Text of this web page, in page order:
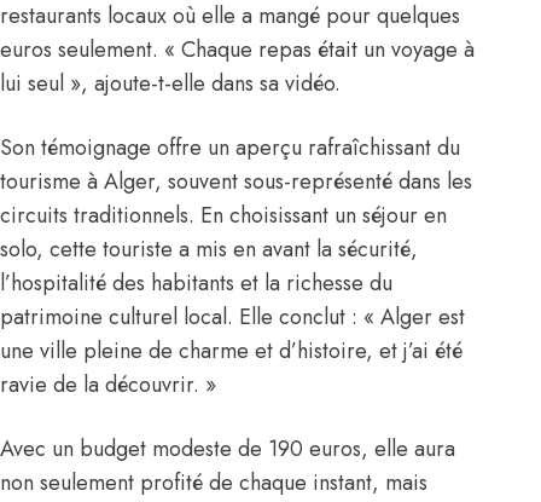
restaurants locaux où elle a mangé pour quelques
euros seulement. « Chaque repas était un voyage à
lui seul », ajoute-t-elle dans sa vidéo.
Son témoignage offre un aperçu rafraîchissant du
tourisme à Alger, souvent sous-représenté dans les
circuits traditionnels. En choisissant un séjour en
solo, cette touriste a mis en avant la sécurité,
l’hospitalité des habitants et la richesse du
patrimoine culturel local. Elle conclut : « Alger est
une ville pleine de charme et d’histoire, et j’ai été
ravie de la découvrir. »
Avec un budget modeste de 190 euros, elle aura
non seulement profité de chaque instant, mais